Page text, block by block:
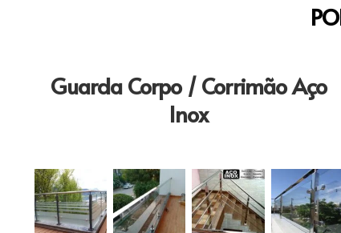
Guarda Corpo / Corrimão Aço
Inox